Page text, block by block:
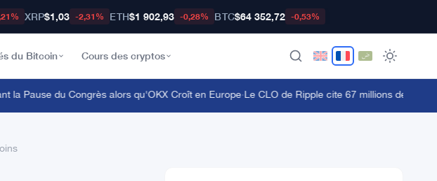
XRP$1,03 -2,31% ETH$1 902,93 -0,28% BTC$64 352,72 -0,53%
du Bitcoin Cours des cryptos
Pause du Congrès alors qu'OKX Croît en Europe·Le CLO de Ripple cite 67 millions de